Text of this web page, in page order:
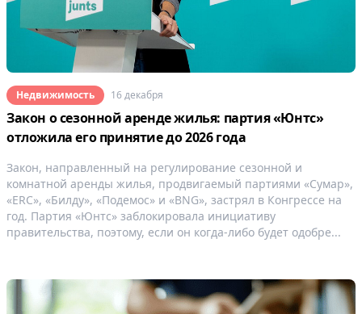
Недвижимость 16 декабря
Закон о сезонной аренде жилья: партия «Юнтс»
отложила его принятие до 2026 года
Закон, направленный на регулирование сезонной и
комнатной аренды жилья, продвигаемый партиями «Сумар»,
«ERC», «Билду», «Подемос» и «BNG», застрял в Конгрессе на
год. Партия «Юнтс» заблокировала инициативу
правительства, поэтому, если он когда-либо будет одобре...